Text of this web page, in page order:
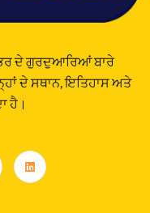
ਦੇ ਗੁਰਦੁਆਰਿਆਂ ਬਾਰੇ
ਦੇ ਸਥਾਨ, ਇਤਿਹਾਸ ਅਤੇ
ਹੈ।